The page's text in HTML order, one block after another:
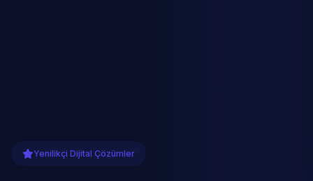
Yenilikçi Dijital Çözümler